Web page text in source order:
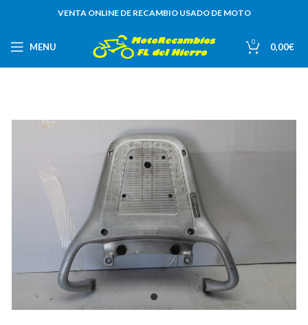
VENTA ONLINE DE RECAMBIO USADO DE MOTO
MENU 0 0,00€